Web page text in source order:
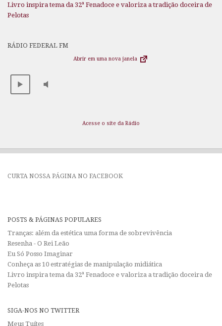
Livro inspira tema da 32ª Fenadoce e valoriza a tradição doceira de
Pelotas
RÁDIO FEDERAL FM
Abrir em uma nova janela
Acesse o site da Rádio
CURTA NOSSA PÁGINA NO FACEBOOK
POSTS & PÁGINAS POPULARES
Tranças: além da estética uma forma de sobrevivência
Resenha - O Rei Leão
Eu Só Posso Imaginar
Conheça as 10 estratégias de manipulação midiática
Livro inspira tema da 32ª Fenadoce e valoriza a tradição doceira de
Pelotas
SIGA-NOS NO TWITTER
Meus Tuítes